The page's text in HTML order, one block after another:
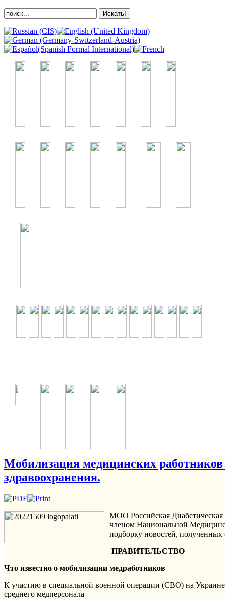
Мобилизация медицинских
здравоохранения.
МОО Российская
членом Национальной
подборку новостей,
ПРАВИТЕЛЬСТВО
Что известно о мобилизации медработников
К участию в специальной военной операции (СВО) на Украине
среднего медперсонала